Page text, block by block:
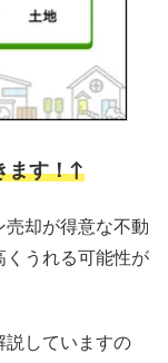
ます！↑
売却が得意な不動
くうれる可能性が
説していますの